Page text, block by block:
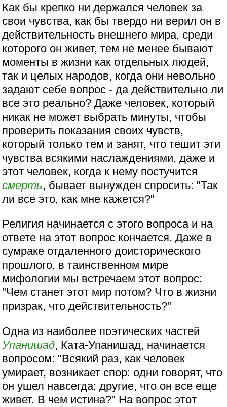
Как бы крепко ни держался человек за
свои чувства, как бы твердо ни верил он в
действительность внешнего мира, среди
которого он живет, тем не менее бывают
моменты в жизни как отдельных людей,
так и целых народов, когда они невольно
задают себе вопрос - да действительно ли
все это реально? Даже человек, который
никак не может выбрать минуты, чтобы
проверить показания своих чувств,
который только тем и занят, что тешит эти
чувства всякими наслаждениями, даже и
этот человек, когда к нему постучится
смерть, бывает вынужден спросить: "Так
ли все это, как мне кажется?"
Религия начинается с этого вопроса и на
ответе на этот вопрос кончается. Даже в
сумраке отдаленного доисторического
прошлого, в таинственном мире
мифологии мы встречаем этот вопрос:
"Чем станет этот мир потом? Что в жизни
призрак, что действительность?"
Одна из наиболее поэтических частей
Упанишад, Ката-Упанишад, начинается
вопросом: "Всякий раз, как человек
умирает, возникает спор: одни говорят, что
он ушел навсегда; другие, что он все еще
живет. В чем истина?" На вопрос этот